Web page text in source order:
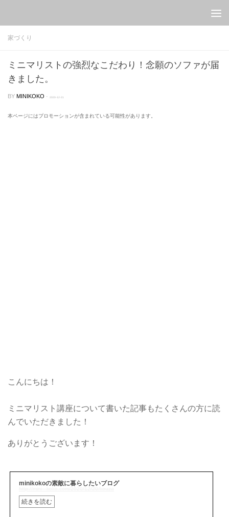
家づくり
ミニマリストの強烈なこだわり！念願のソファが届
きました。
BY MINIKOKO · 2020-12-21
本ページにはプロモーションが含まれている可能性があります。
こんにちは！
ミニマリスト講座について書いた記事もたくさんの方に読
んでいただきました！
ありがとうございます！
minikokoの素敵に暮らしたいブログ
続きを読む